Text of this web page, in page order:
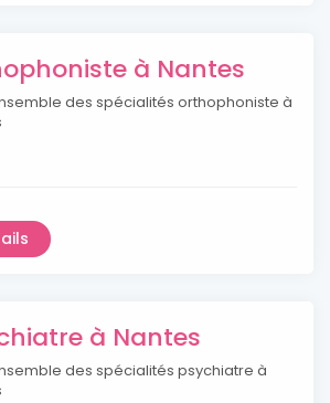
à Nantes
des spécialités orthophoniste à
à Nantes
des spécialités psychiatre à